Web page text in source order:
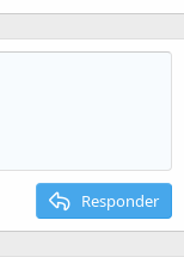
Responder